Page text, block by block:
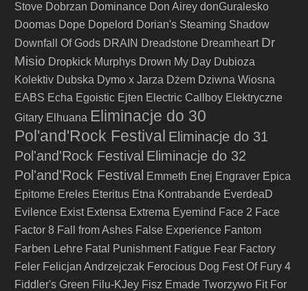
Stove Dobrzan Dominance Don Airey donGuralesko
Doomas Dope Dopelord Dorian's Steaming Shadow
Downfall Of Gods DRAIN Dreadstone Dreamheart Dr
Misio Dropkick Murphys Drown My Day Dubioza
Kolektiv Dubska Dymo x Jarza Dżem Dziwna Wiosna
EABS Echa Egoistic Ejten Electric Callboy Elektryczne
Gitary Elhuana Eliminacje do 30
Pol'and'Rock Festival Eliminacje do 31
Pol'and'Rock Festival Eliminacje do 32
Pol'and'Rock Festival Emmeth Enej Engraver Epica
Epitome Ereles Eteritus Etna Kontrabande EverdeaD
Evilence Exist Extensa Extrema Eyemind Face 2 Face
Factor 8 Fall from Ashes False Experience Fantom
Farben Lehre Fatal Punishment Fatigue Fear Factory
Feler Felicjan Andrzejczak Ferocious Dog Fest Of Fury 4
Fiddler's Green Filu-KJey Fisz Emade Tworzywo Fit For